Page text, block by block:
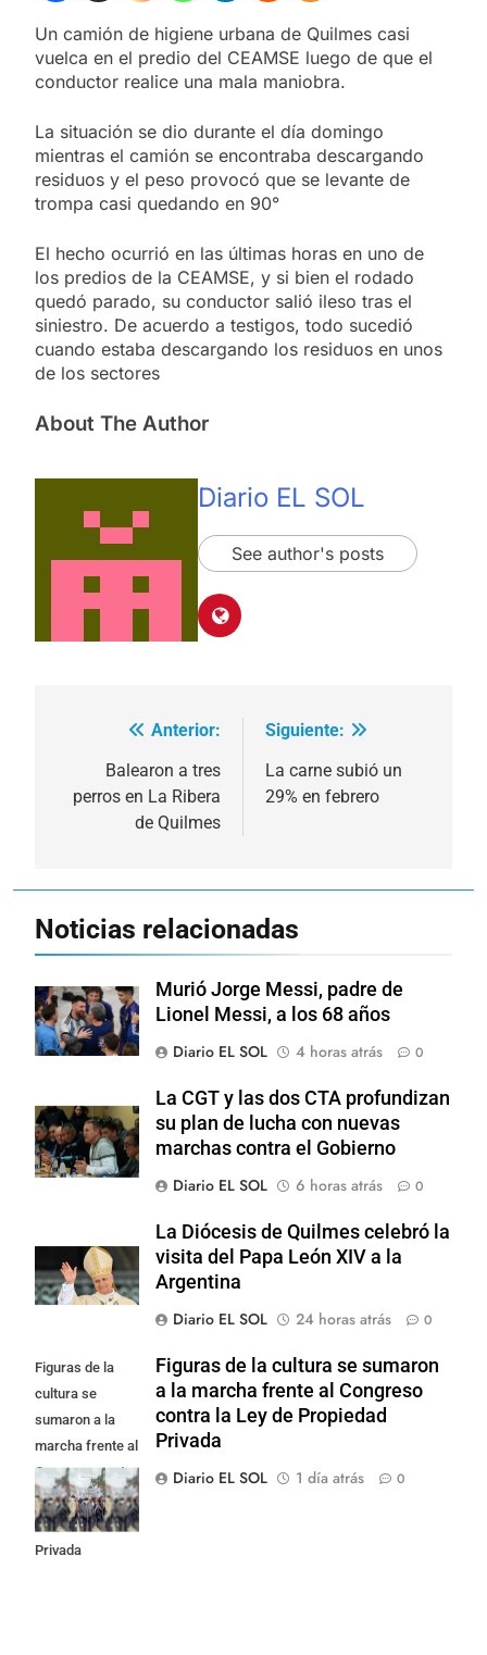
Un camión de higiene urbana de Quilmes casi
vuelca en el predio del CEAMSE luego de que el
conductor realice una mala maniobra.
La situación se dio durante el día domingo
mientras el camión se encontraba descargando
residuos y el peso provocó que se levante de
trompa casi quedando en 90°
El hecho ocurrió en las últimas horas en uno de
los predios de la CEAMSE, y si bien el rodado
quedó parado, su conductor salió ileso tras el
siniestro. De acuerdo a testigos, todo sucedió
cuando estaba descargando los residuos en unos
de los sectores
About The Author
Diario EL SOL
See author's posts
Navegación
entradas
Anterior:
Balearon a tres
perros en La Ribera
de Quilmes
Siguiente:
La carne subió un
29% en febrero
Noticias relacionadas
Murió Jorge Messi, padre de
Lionel Messi, a los 68 años
Diario EL SOL
4 horas atrás 0
La CGT y las dos CTA profundizan
su plan de lucha con nuevas
marchas contra el Gobierno
Diario EL SOL
6 horas atrás 0
La Diócesis de Quilmes celebró la
visita del Papa León XIV a la
Argentina
Diario EL SOL
24 horas atrás 0
Figuras de la
cultura se
sumaron a la
marcha frente al
Congreso contra
la Ley de
Propiedad
Privada
Figuras de la cultura se sumaron
a la marcha frente al Congreso
contra la Ley de Propiedad
Privada
Diario EL SOL
1 día atrás 0